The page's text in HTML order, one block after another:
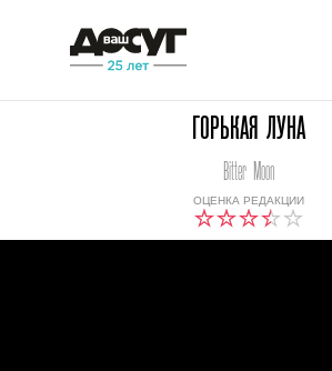
ГОРЬКАЯ ЛУНА
ОЦЕНКА РЕДАКЦИИ
Bitter Moon